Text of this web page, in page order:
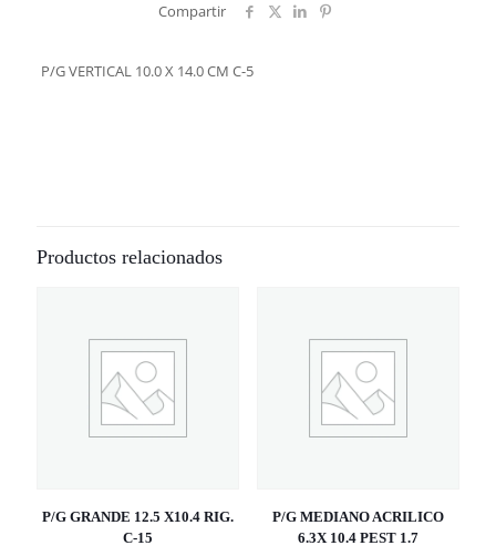
Compartir
P/G VERTICAL 10.0 X 14.0 CM C-5
Productos relacionados
P/G GRANDE 12.5 X10.4 RIG.
C-15
P/G MEDIANO ACRILICO
6.3X 10.4 PEST 1.7